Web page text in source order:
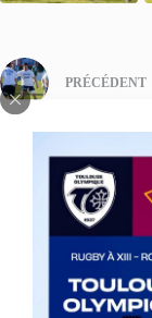
PRÉCÉDENT
Publications similaires